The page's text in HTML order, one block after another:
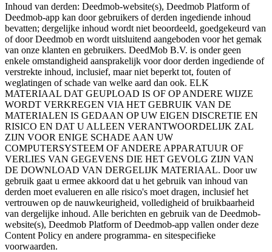
Inhoud van derden: Deedmob-website(s), Deedmob Platform of
Deedmob-app kan door gebruikers of derden ingediende inhoud
bevatten; dergelijke inhoud wordt niet beoordeeld, goedgekeurd van
of door Deedmob en wordt uitsluitend aangeboden voor het gemak
van onze klanten en gebruikers. DeedMob B.V. is onder geen
enkele omstandigheid aansprakelijk voor door derden ingediende of
verstrekte inhoud, inclusief, maar niet beperkt tot, fouten of
weglatingen of schade van welke aard dan ook. ELK
MATERIAAL DAT GEUPLOAD IS OF OP ANDERE WIJZE
WORDT VERKREGEN VIA HET GEBRUIK VAN DE
MATERIALEN IS GEDAAN OP UW EIGEN DISCRETIE EN
RISICO EN DAT U ALLEEN VERANTWOORDELIJK ZAL
ZIJN VOOR ENIGE SCHADE AAN UW
COMPUTERSYSTEEM OF ANDERE APPARATUUR OF
VERLIES VAN GEGEVENS DIE HET GEVOLG ZIJN VAN
DE DOWNLOAD VAN DERGELIJK MATERIAAL. Door uw
gebruik gaat u ermee akkoord dat u het gebruik van inhoud van
derden moet evalueren en alle risico's moet dragen, inclusief het
vertrouwen op de nauwkeurigheid, volledigheid of bruikbaarheid
van dergelijke inhoud. Alle berichten en gebruik van de Deedmob-
website(s), Deedmob Platform of Deedmob-app vallen onder deze
Content Policy en andere programma- en sitespecifieke
voorwaarden.